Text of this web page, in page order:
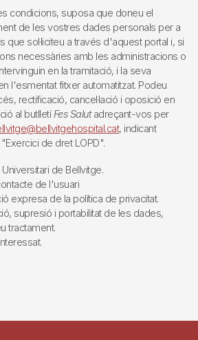
condicions, suposa que doneu el
de les vostres dades personals per a
que sol·liciteu a través d'aquest portal i, si
necessàries amb les administracions o
en la tramitació, i la seva
l'esmentat fitxer automatitzat. Podeu
rectificació, cancel·lació i oposició en
al butlletí Fes Salutadreçant-vos per
, indicant
de dret LOPD".
Universitari de Bellvitge.
de l'usuari
expresa de la política de privacitat.
supresió i portabilitat de les dades,
tractament.